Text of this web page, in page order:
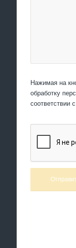
Нажимая на
обработку
соответствии с